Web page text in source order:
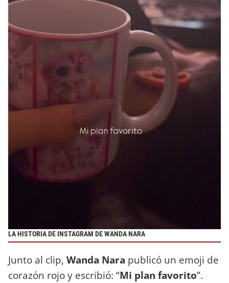
LA HISTORIA DE INSTAGRAM DE WANDA NARA
Junto al clip, Wanda Nara publicó un emoji de
corazón rojo y escribió: “Mi plan favorito”.